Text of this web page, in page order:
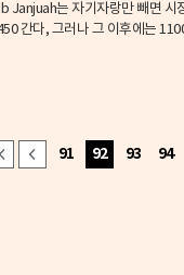
Janjuah는 자기자랑만 빼면
간다, 그러나 그 이후에는
91 92 93 94